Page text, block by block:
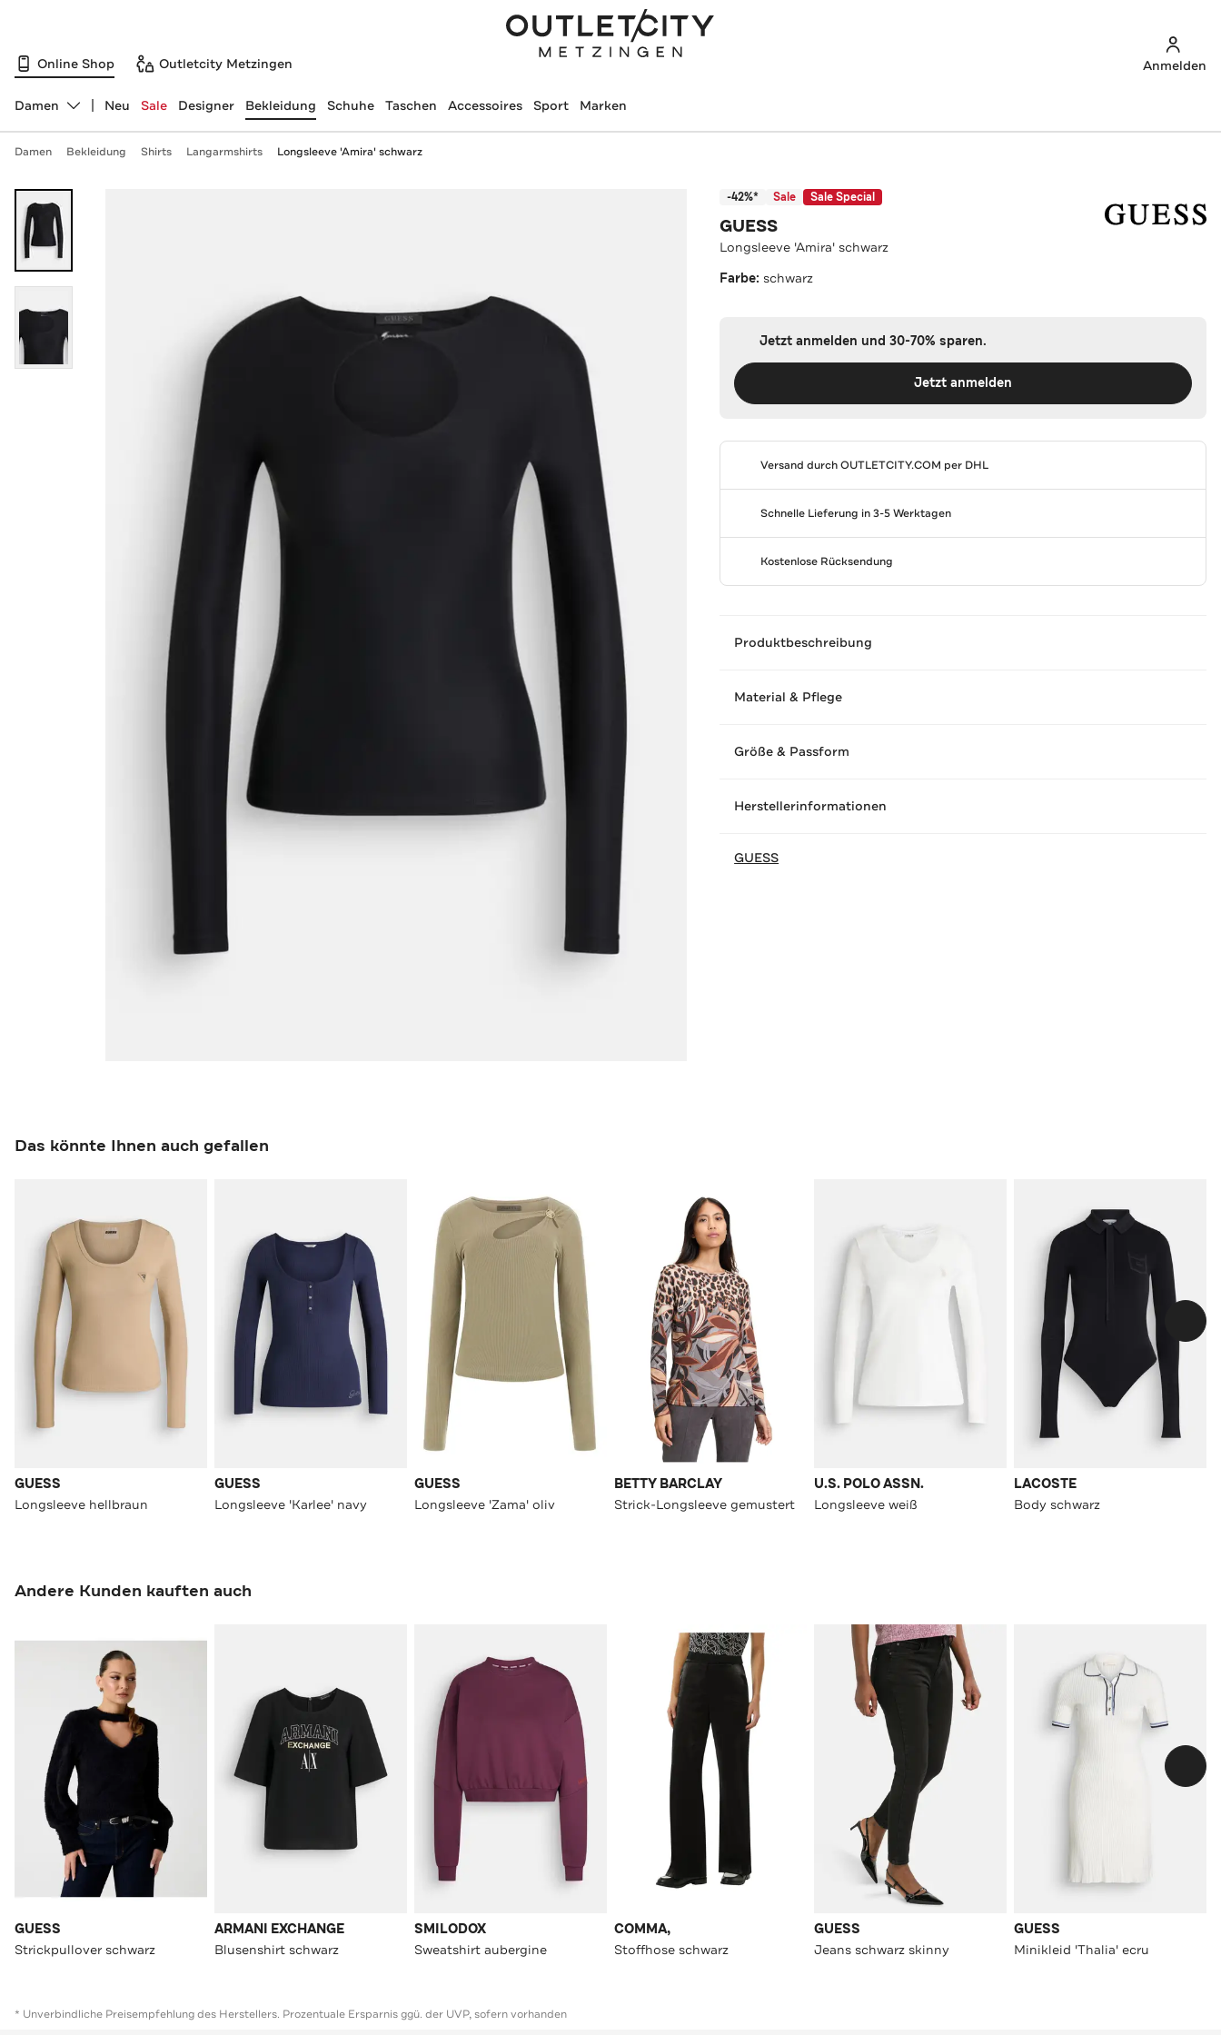
Online Shop Outletcity Metzingen Anmelden
Abteilung ändern, ausgewählt:
Damen Neu Sale Designer Bekleidung Schuhe Taschen Accessoires Sport Marken
Damen Bekleidung Shirts Langarmshirts Longsleeve 'Amira' schwarz
-42%* Sale Sale Special
GUESS
Longsleeve 'Amira' schwarz
Farbe: schwarz
Jetzt anmelden und 30-70% sparen.
Jetzt anmelden
Versand durchOUTLETCITY.COM per DHL
Schnelle Lieferung in 3-5 Werktagen
Kostenlose Rücksendung
Produktbeschreibung
Material & Pflege
Größe & Passform
Herstellerinformationen
GUESS
Das könnte Ihnen auch gefallen
GUESS
Longsleeve hellbraun
GUESS
Longsleeve 'Karlee' navy
GUESS
Longsleeve 'Zama' oliv
BETTY BARCLAY
Strick-Longsleeve gemustert
U.S. POLO ASSN.
Longsleeve weiß
LACOSTE
Body schwarz
Andere Kunden kauften auch
GUESS
Strickpullover schwarz
ARMANI EXCHANGE
Blusenshirt schwarz
SMILODOX
Sweatshirt aubergine
COMMA,
Stoffhose schwarz
GUESS
Jeans schwarz skinny
GUESS
Minikleid 'Thalia' ecru
* Unverbindliche Preisempfehlung des Herstellers. Prozentuale Ersparnis ggü. der UVP, sofern vorhanden